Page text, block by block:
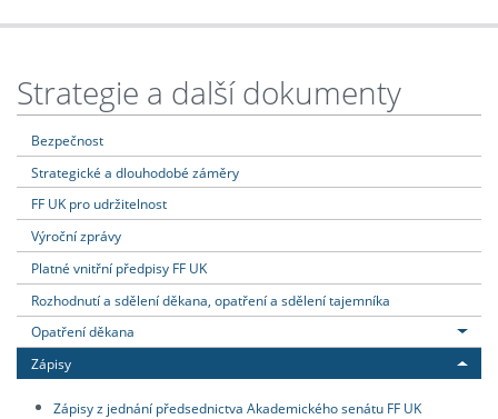
Strategie a další dokumenty
Bezpečnost
Strategické a dlouhodobé záměry
FF UK pro udržitelnost
Výroční zprávy
Platné vnitřní předpisy FF UK
Rozhodnutí a sdělení děkana, opatření a sdělení tajemníka
Opatření děkana
Zápisy
Zápisy z jednání předsednictva Akademického senátu FF UK